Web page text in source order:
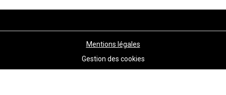
Mentions légales
Gestion des cookies